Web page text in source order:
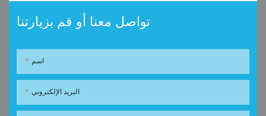
تواصل معنا أو قم بزيارتنا
اسم
البريد الإلكتروني